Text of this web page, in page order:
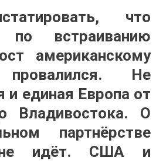
что
по встраиванию
американскому
провалился. Не
и единая Европа от
Владивостока. О
партнёрстве
идёт. США и